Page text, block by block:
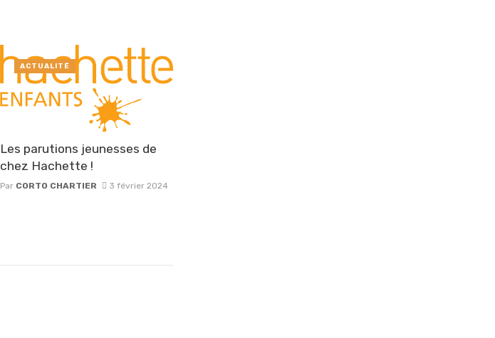
Les parutions jeunesses de
chez Hachette !
Par CORTO CHARTIER 3 février 2024
ACTUALITÉ